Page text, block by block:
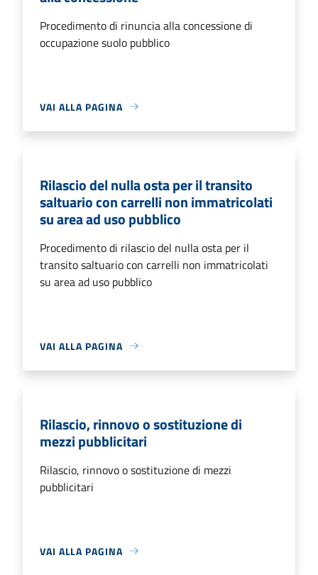
Procedimento di rinuncia alla concessione di
occupazione suolo pubblico
VAI ALLA PAGINA
Rilascio del nulla osta per il transito
saltuario con carrelli non immatricolati
su area ad uso pubblico
Procedimento di rilascio del nulla osta per il
transito saltuario con carrelli non immatricolati
su area ad uso pubblico
VAI ALLA PAGINA
Rilascio, rinnovo o sostituzione di
mezzi pubblicitari
Rilascio, rinnovo o sostituzione di mezzi
pubblicitari
VAI ALLA PAGINA